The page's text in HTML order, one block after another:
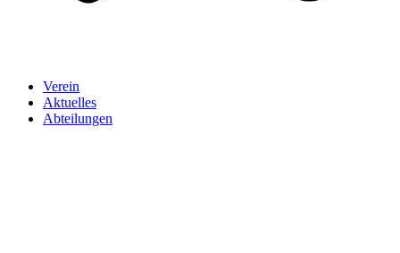
Verein
Aktuelles
Abteilungen